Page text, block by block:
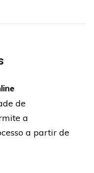
de
a
a partir de